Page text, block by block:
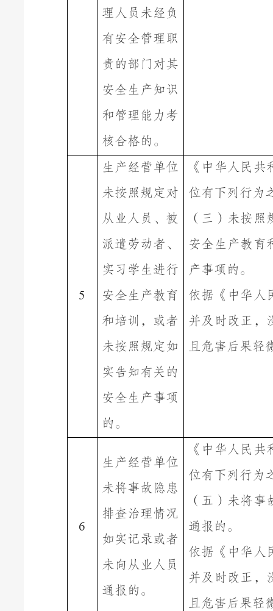
理人员未经负
有安全管理职
责的部门对其
安全生产知识
和管理能力考
核合格的。
5
生产经营单位
未按照规定对
从业人员、被
派遣劳动者、
实习学生进行
安全生产教育
和培训，或者
未按照规定如
实告知有关的
安全生产事项
的。
《 中华人民共
位有下列行为
（三）未按
安全生产教育
产事项的。
依据《中华人
并及时改正，
且危害后果轻
6
生产经营单位
未将事故隐患
排查治理情况
如实记录或者
未向从业人员
通报的。
《中华人民
位有下列行为
（五） 未将事
通报的。
依据《中华人
并及时改正，
且危害后果轻